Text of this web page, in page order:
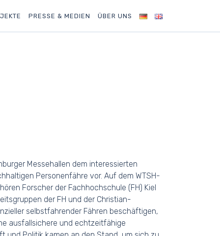
PRESSE & MEDIEN ÜBER UNS
Messehallen dem interessierten
Personenfähre vor. Auf dem WTSH-
Forscher der Fachhochschule (FH) Kiel
der FH und der Christian-
selbstfahrender Fähren beschäftigen,
ausfallsichere und echtzeitfähige